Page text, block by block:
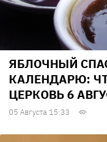
ЯБЛОЧНЫЙ
КАЛЕНДАРЮ:
ЦЕРКОВЬ 6
05 Августа 15:33